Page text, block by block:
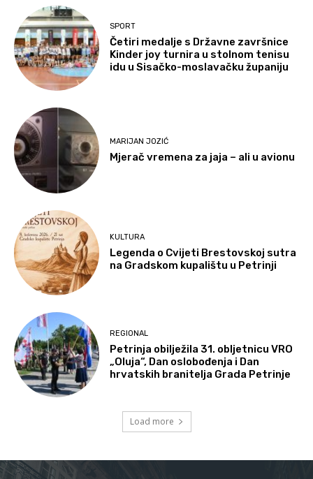
SPORT
Četiri medalje s Državne završnice
Kinder joy turnira u stolnom tenisu
idu u Sisačko-moslavačku županiju
MARIJAN JOZIĆ
Mjerač vremena za jaja – ali u avionu
KULTURA
Legenda o Cvijeti Brestovskoj sutra
na Gradskom kupalištu u Petrinji
REGIONAL
Petrinja obilježila 31. obljetnicu VRO
„Oluja“, Dan oslobođenja i Dan
hrvatskih branitelja Grada Petrinje
Load more